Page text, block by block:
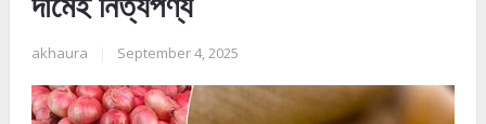
akhaura September 4, 2025